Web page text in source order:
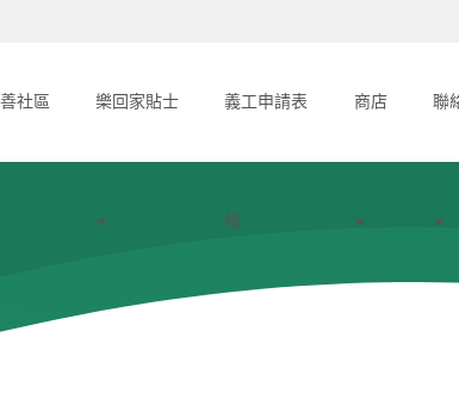
社區 樂回家貼士 義工申請表
格
商店 聯